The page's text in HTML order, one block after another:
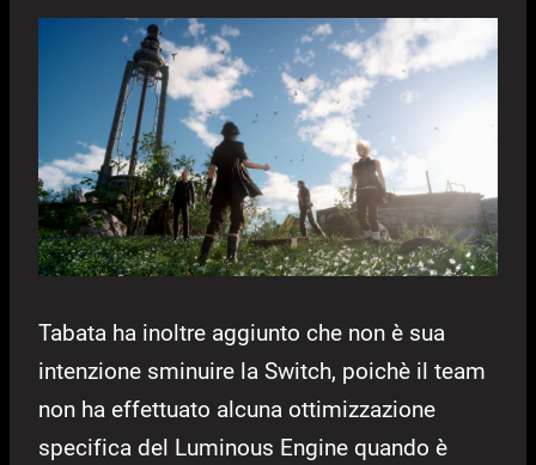
Tabata ha inoltre aggiunto che non è sua
intenzione sminuire la Switch, poichè il team
non ha effettuato alcuna ottimizzazione
specifica del Luminous Engine quando è